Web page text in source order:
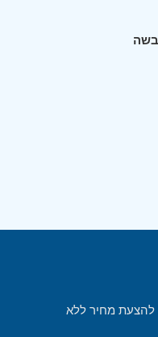
להצעת מחיר ללא